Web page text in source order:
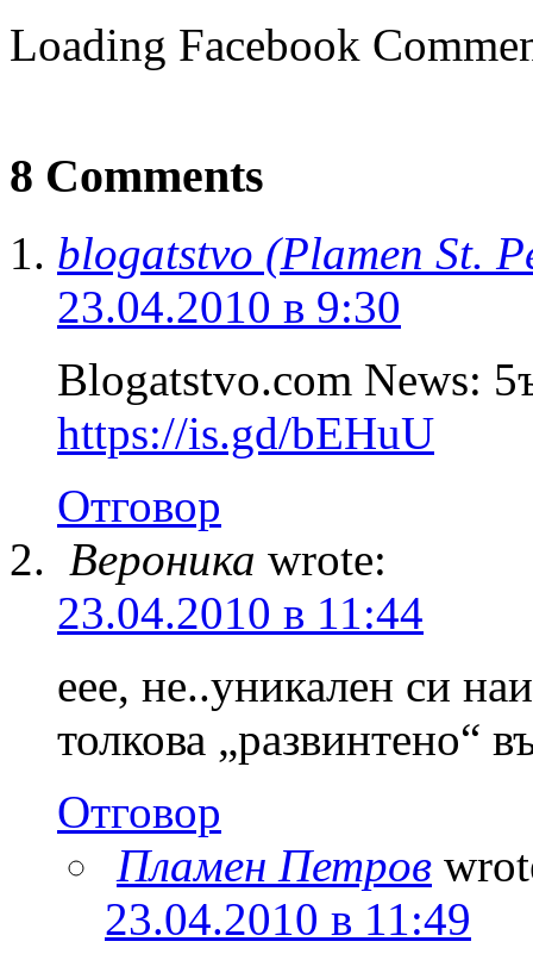
Loading Facebook
8 Comments
blogatstvo (Plamen St.
23.04.2010 в 9:30
Blogatstvo.com News:
https://is.gd/bEHuU
Отговор
Вероника wrote:
23.04.2010 в 11:44
еее, не..уникален си
толкова „развинтено“
Отговор
Пламен Петров
23.04.2010 в 11:49